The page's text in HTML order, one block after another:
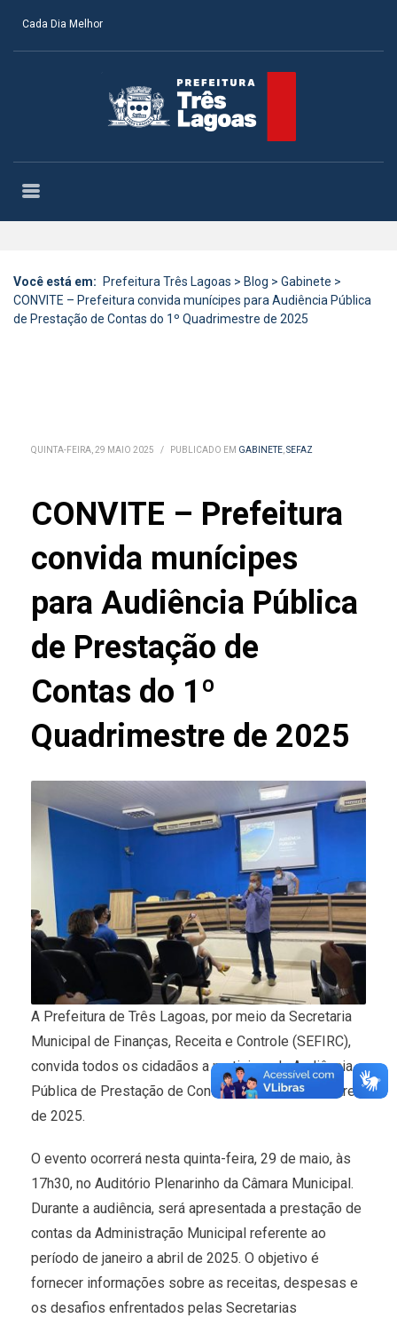
Cada Dia Melhor
Você está em: Prefeitura Três Lagoas > Blog > Gabinete >
CONVITE – Prefeitura convida munícipes para Audiência Pública
de Prestação de Contas do 1º Quadrimestre de 2025
QUINTA-FEIRA, 29 MAIO 2025 / PUBLICADO EM GABINETE,SEFAZ
CONVITE – Prefeitura
convida munícipes
para Audiência Pública
de Prestação de
Contas do 1º
Quadrimestre de 2025
A Prefeitura de Três Lagoas, por meio da Secretaria
Municipal de Finanças, Receita e Controle (SEFIRC),
convida todos os cidadãos a participar da Audiência
Pública de Prestação de Contas do 1º Quadrimestre
de 2025.
O evento ocorrerá nesta quinta-feira, 29 de maio, às
17h30, no Auditório Plenarinho da Câmara Municipal.
Durante a audiência, será apresentada a prestação de
contas da Administração Municipal referente ao
período de janeiro a abril de 2025. O objetivo é
fornecer informações sobre as receitas, despesas e
os desafios enfrentados pelas Secretarias